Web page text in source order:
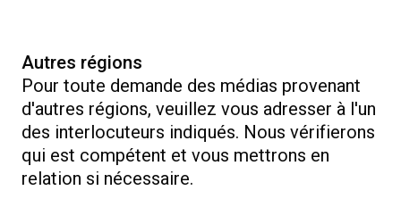
Autres régions
Pour toute demande des médias provenant
d'autres régions, veuillez vous adresser à l'un
des interlocuteurs indiqués. Nous vérifierons
qui est compétent et vous mettrons en
relation si nécessaire.